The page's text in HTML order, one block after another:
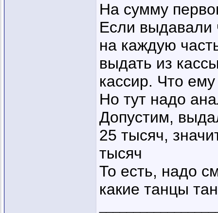
На сумму
Если выдавали
на каждую
выдать из
кассир. Что
Но тут надо
Допустим,
25 тысяч,
тысяч
То есть, надо
какие танцы